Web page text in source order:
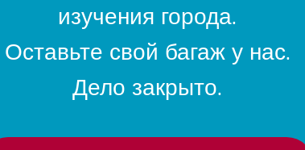
изучения города.
Оставьте свой багаж у нас.
Дело закрыто.